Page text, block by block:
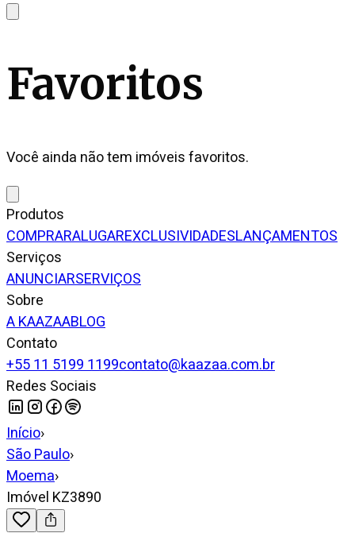
Favoritos
Você ainda não tem imóveis favoritos.
Produtos
COMPRARALUGAREXCLUSIVIDADESLANÇAMENTOS
Serviços
ANUNCIARSERVIÇOS
Sobre
A KAAZAABLOG
Contato
+55 11 5199 1199contato@kaazaa.com.br
Redes Sociais
Início›
São Paulo›
Moema›
Imóvel KZ3890